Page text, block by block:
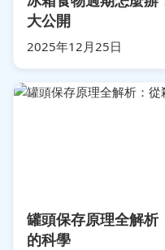
大公開
2025年12月25日
罐頭保存原理全解析
的科學